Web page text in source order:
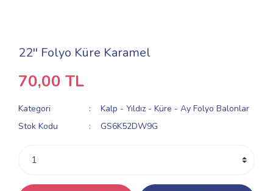
22'' Folyo Küre Karamel
70,00 TL
Kategori
Kalp - Yıldız - Küre - Ay Folyo Balonlar
Stok Kodu
GS6K52DW9G